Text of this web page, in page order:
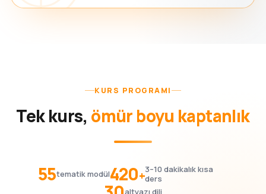
KURS PROGRAMI
Tek kurs, ömür boyu kaptanlık
55tematik modül420+3–10 dakikalık kısa
ders
altyazı dili